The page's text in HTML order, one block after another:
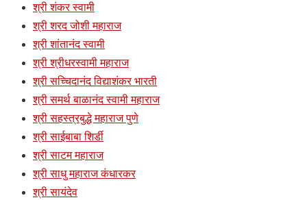
श्री शंकर स्वामी
श्री शरद जोशी महाराज
श्री शांतानंद स्वामी
श्री श्रीधरस्वामी महाराज
श्री सच्चिदानंद विद्याशंकर भारती
श्री समर्थ बाळानंद स्वामी महाराज
श्री सहस्त्रबुद्धे महाराज पुणे
श्री साईबाबा शिर्डी
श्री साटम महाराज
श्री साधु महाराज कंधारकर
श्री सायंदेव